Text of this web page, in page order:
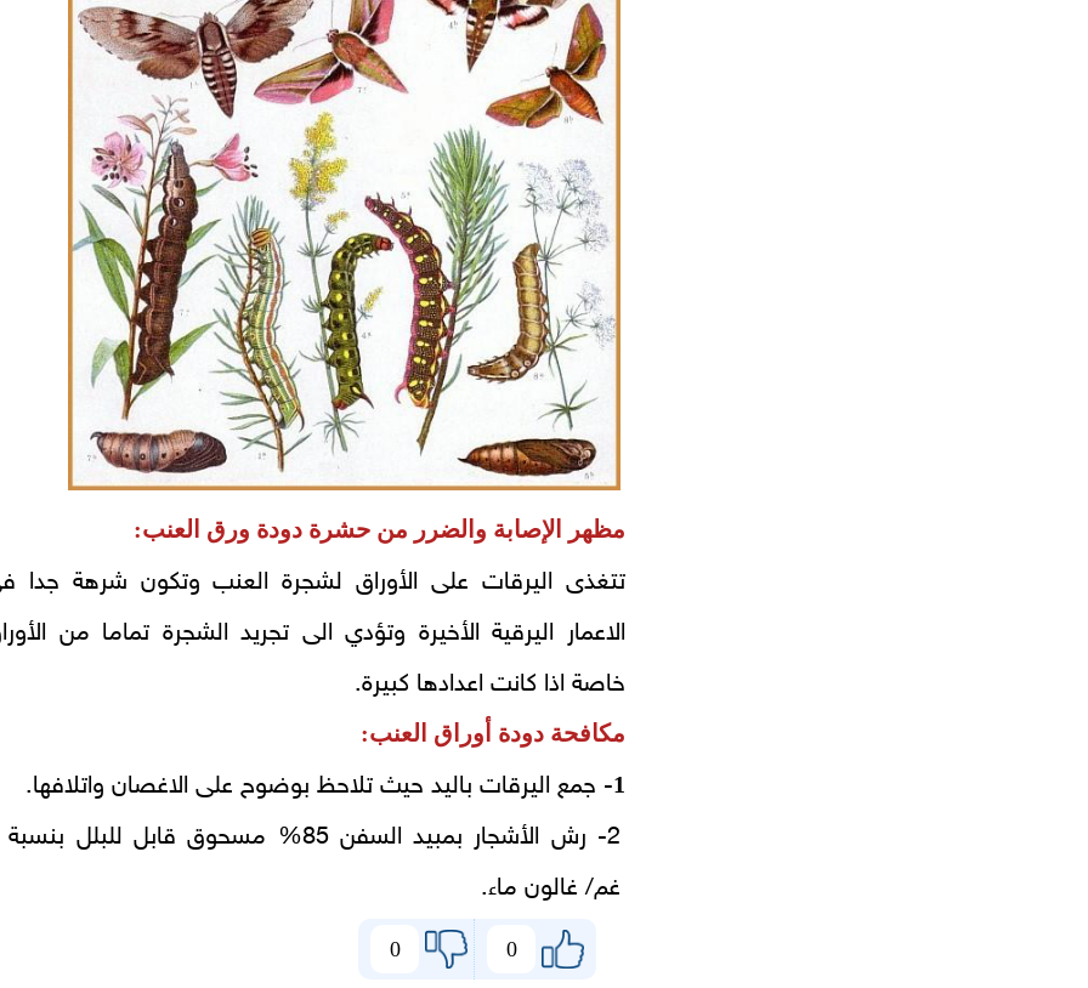
مظهر الإصابة والضرر من حشرة دودة ورق العنب:
تتغذى اليرقات على الأوراق لشجرة العنب وتكون شرهة جدا
الاعمار اليرقية الأخيرة وتؤدي الى تجريد الشجرة تماما من
خاصة اذا كانت اعدادها كبيرة.
مكافحة دودة أوراق العنب:
1- جمع اليرقات باليد حيث تلاحظ بوضوح على الاغصان واتلافها.
غم/ غالون ماء.
0
0